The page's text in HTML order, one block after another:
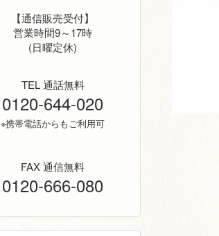
【通信販売受付】
営業時間9～17時
(日曜定休)
TEL 通話無料
0120-644-020
※携帯電話からもご利用可
FAX 通信無料
0120-666-080